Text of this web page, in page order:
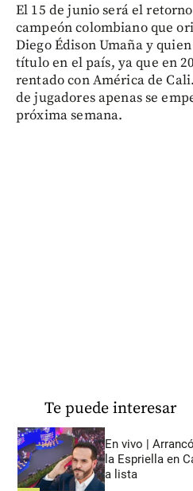
El 15 de junio será el
campeón colombiano que
Diego Édison Umaña y
título en el país, ya que en
rentado con América de
de jugadores apenas se
próxima semana.
Te puede interesar
En vivo |
la Espriella en
a lista